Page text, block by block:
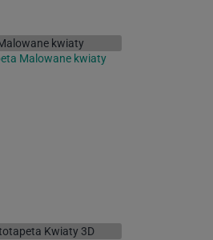
Malowane kwiaty